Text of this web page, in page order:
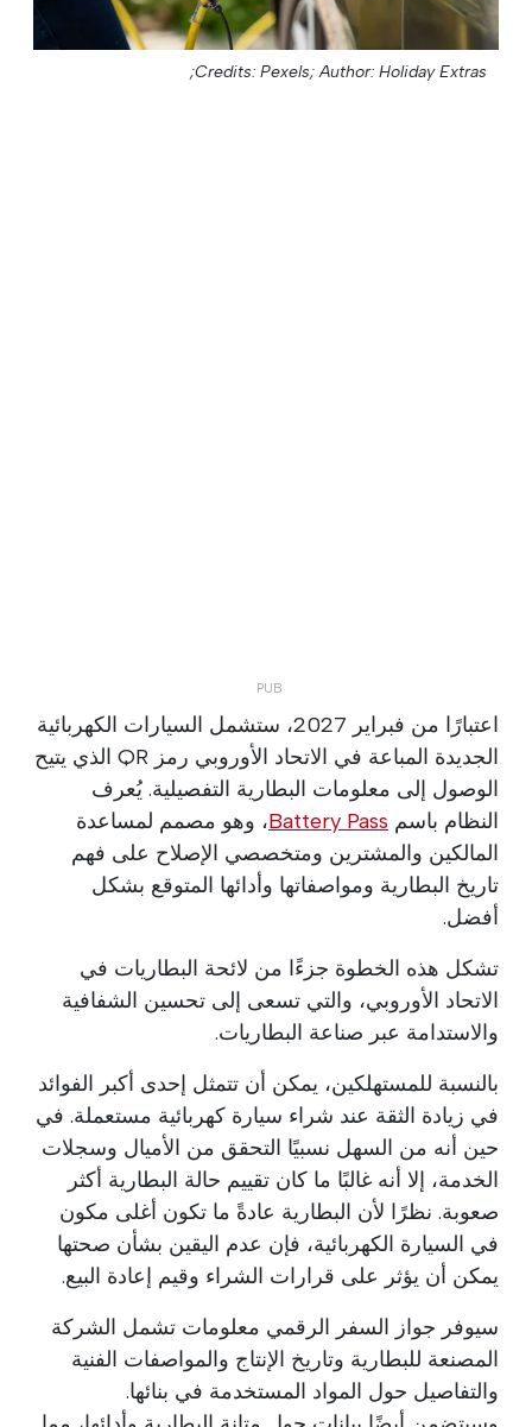
Credits: Pexels; Author: Holiday Extras;
اعتبارًا من فبراير 2027، ستشمل السيارات الكهربائية
الجديدة المباعة في الاتحاد الأوروبي رمز QR الذي يتيح
الوصول إلى معلومات البطارية التفصيلية. يُعرف
النظام باسم Battery Pass، وهو مصمم لمساعدة
المالكين والمشترين ومتخصصي الإصلاح على فهم
تاريخ البطارية ومواصفاتها وأدائها المتوقع بشكل
أفضل.
تشكل هذه الخطوة جزءًا من لائحة البطاريات في
الاتحاد الأوروبي، والتي تسعى إلى تحسين الشفافية
والاستدامة عبر صناعة البطاريات.
بالنسبة للمستهلكين، يمكن أن تتمثل إحدى أكبر الفوائد
في زيادة الثقة عند شراء سيارة كهربائية مستعملة. في
حين أنه من السهل نسبيًا التحقق من الأميال وسجلات
الخدمة، إلا أنه غالبًا ما كان تقييم حالة البطارية أكثر
صعوبة. نظرًا لأن البطارية عادةً ما تكون أغلى مكون
في السيارة الكهربائية، فإن عدم اليقين بشأن صحتها
يمكن أن يؤثر على قرارات الشراء وقيم إعادة البيع.
سيوفر جواز السفر الرقمي معلومات تشمل الشركة
المصنعة للبطارية وتاريخ الإنتاج والمواصفات الفنية
والتفاصيل حول المواد المستخدمة في بنائها.